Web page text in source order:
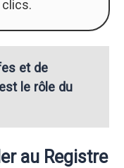
et de
le rôle du
au Registre